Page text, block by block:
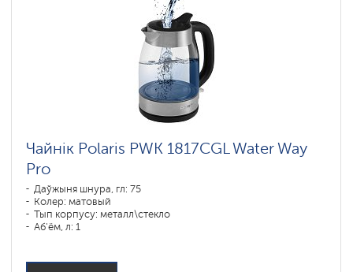
Чайнік Polaris PWK 1817CGL Water Way
Pro
Даўжыня шнура, гл: 75
Колер: матовый
Тып корпусу: металл\стекло
Аб'ём, л: 1